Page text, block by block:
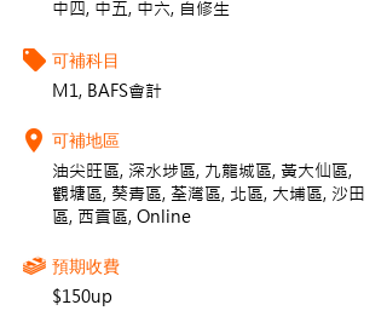
中四, 中五, 中六, 自修生
可補科目
M1, BAFS會計
可補地區
油尖旺區, 深水埗區, 九龍城區, 黃大仙區,
觀塘區, 葵青區, 荃灣區, 北區, 大埔區, 沙田
區, 西貢區, Online
預期收費
$150up